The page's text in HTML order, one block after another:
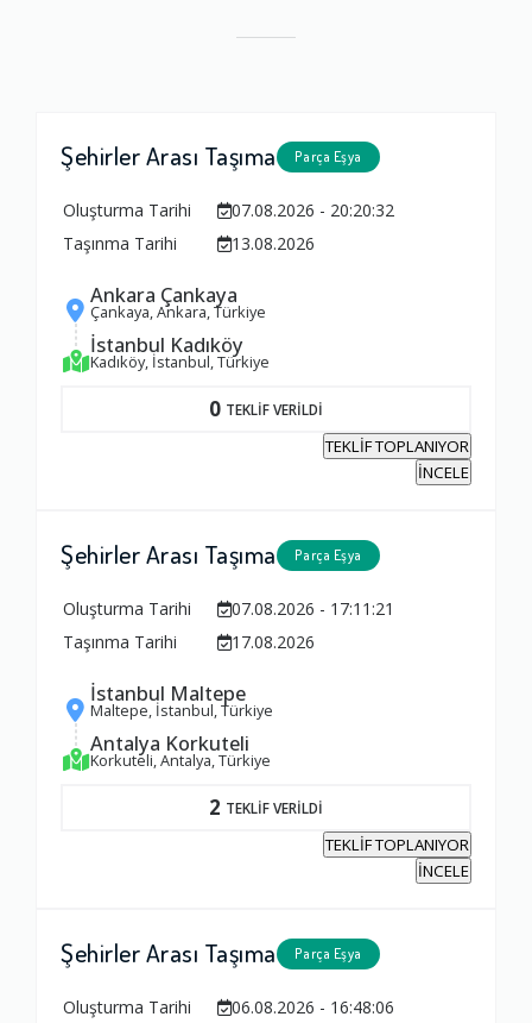
Şehirler Arası Taşıma Parça Eşya
Oluşturma Tarihi
07.08.2026 - 20:20:32
Taşınma Tarihi
13.08.2026
Ankara Çankaya
Çankaya, Ankara, Türkiye
İstanbul Kadıköy
Kadıköy, İstanbul, Türkiye
0 TEKLİF VERİLDİ
TEKLİF TOPLANIYOR
İNCELE
Şehirler Arası Taşıma Parça Eşya
Oluşturma Tarihi
07.08.2026 - 17:11:21
Taşınma Tarihi
17.08.2026
İstanbul Maltepe
Maltepe, İstanbul, Türkiye
Antalya Korkuteli
Korkuteli, Antalya, Türkiye
2 TEKLİF VERİLDİ
TEKLİF TOPLANIYOR
İNCELE
Şehirler Arası Taşıma Parça Eşya
Oluşturma Tarihi
06.08.2026 - 16:48:06